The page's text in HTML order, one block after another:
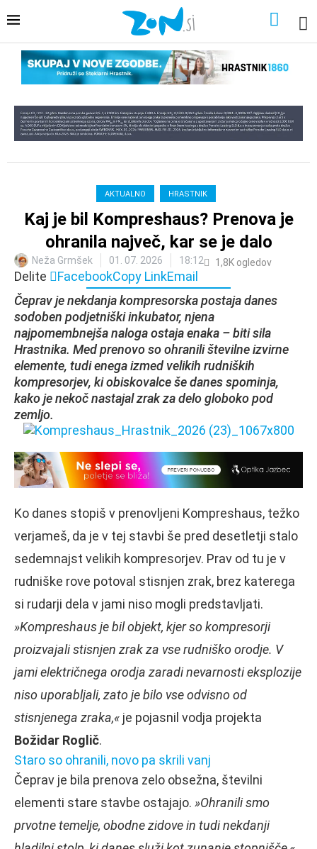
AKTUALNO HRASTNIK
Kaj je bil Kompreshaus? Prenova je
ohranila največ, kar se je dalo
Neža Grmšek 01. 07. 2026 18:12 1,8K ogledov
Delite FacebookCopy LinkEmail
Čeprav je nekdanja kompresorska postaja danes
sodoben podjetniški inkubator, njena
najpomembnejša naloga ostaja enaka – biti sila
Hrastnika. Med prenovo so ohranili številne izvirne
elemente, tudi enega izmed velikih rudniških
kompresorjev, ki obiskovalce še danes spominja,
kako je nekoč nastajal zrak za delo globoko pod
zemljo.
Ko danes stopiš v prenovljeni Kompreshaus, težko
verjameš, da je v tej stavbi še pred desetletji stalo
sedemnajst velikih kompresorjev. Prav od tu je v
rudniške rove potoval stisnjen zrak, brez katerega
si rudarji dela v jami niso mogli predstavljati.
»Kompreshaus je bil objekt, kjer so kompresorji
proizvajali stisnjen zrak za vse rudniško orodje. V
jami električnega orodja zaradi nevarnosti eksplozije
niso uporabljali, zato je bilo vse odvisno od
stisnjenega zraka,« je pojasnil vodja projekta
Božidar Roglič.
Staro so ohranili, novo pa skrili vanj
Čeprav je bila prenova zelo obsežna, številni
elementi stare stavbe ostajajo. »Ohranili smo
prvotne temelje, obodne zidove in tudi nekdanji